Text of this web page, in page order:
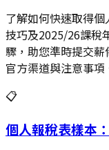
了解如何快速取得
技巧及2025/26課稅
驟，助您準時提交
官方渠道與注意事項
📋
個人報稅表樣本